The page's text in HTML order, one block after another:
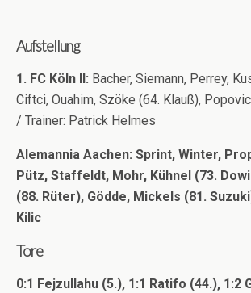
Aufstellung
1. FC Köln II: Bacher, Siemann, Perrey,
Ciftci, Ouahim, Szöke (64. Klauß),
/ Trainer: Patrick Helmes
Alemannia Aachen: Sprint, Winter,
Pütz, Staffeldt, Mohr, Kühnel (73.
(88. Rüter), Gödde, Mickels (81.
Kilic
Tore
0:1 Fejzullahu (5.), 1:1 Ratifo (44.), 1:2